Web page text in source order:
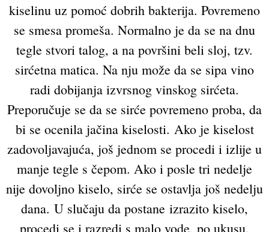
kiselinu uz pomoć dobrih bakterija. Povremeno
se smesa promeša. Normalno je da se na dnu
tegle stvori talog, a na površini beli sloj, tzv.
sirćetna matica. Na nju može da se sipa vino
radi dobijanja izvrsnog vinskog sirćeta.
Preporučuje se da se sirće povremeno proba, da
bi se ocenila jačina kiselosti. Ako je kiselost
zadovoljavajuća, još jednom se procedi i izlije u
manje tegle s čepom. Ako i posle tri nedelje
nije dovoljno kiselo, sirće se ostavlja još nedelju
dana. U slučaju da postane izrazito kiselo,
procedi se i razredi s malo vode, po ukusu.